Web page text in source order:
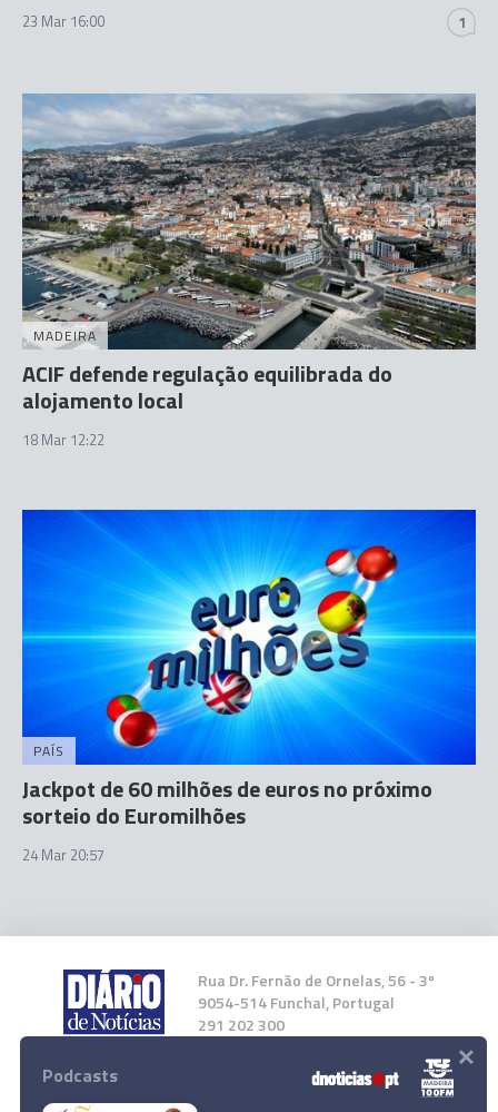
23 Mar 16:00 1
MADEIRA
ACIF defende regulação equilibrada do
alojamento local
18 Mar 12:22
PAÍS
Jackpot de 60 milhões de euros no próximo
sorteio do Euromilhões
24 Mar 20:57
Rua Dr. Fernão de Ornelas, 56 - 3º
9054-514 Funchal, Portugal
291 202 300
Instale a nossa App
Podcasts ×